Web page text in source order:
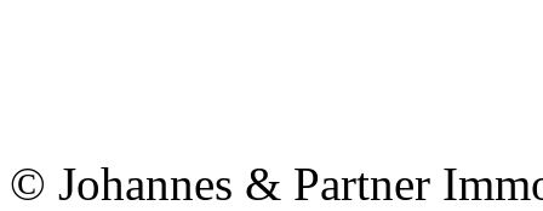
© Johannes & Partner